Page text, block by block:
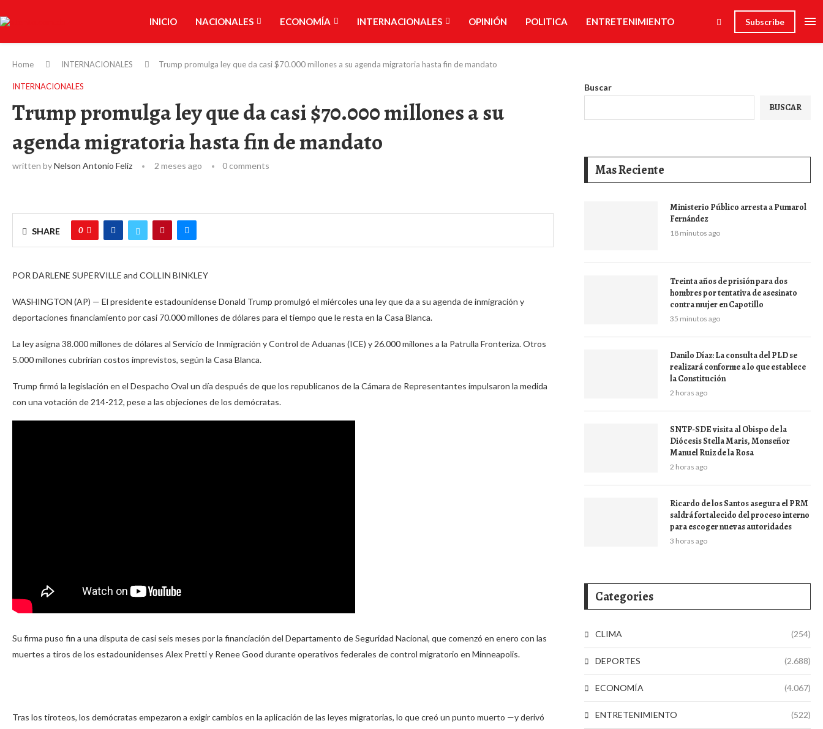
INICIO NACIONALES ECONOMÍA INTERNACIONALES OPINIÓN POLITICA ENTRETENIMIENTO Subscribe
Home INTERNACIONALES Trump promulga ley que da casi $70.000 millones a su agenda migratoria hasta fin de mandato
INTERNACIONALES
Trump promulga ley que da casi $70.000 millones a su
agenda migratoria hasta fin de mandato
written byNelson Antonio Feliz 2 meses ago 0 comments
SHARE 0
POR DARLENE SUPERVILLE and COLLIN BINKLEY
WASHINGTON (AP) — El presidente estadounidense Donald Trump promulgó el miércoles una ley que da a su agenda de inmigración y
deportaciones financiamiento por casi 70.000 millones de dólares para el tiempo que le resta en la Casa Blanca.
La ley asigna 38.000 millones de dólares al Servicio de Inmigración y Control de Aduanas (ICE) y 26.000 millones a la Patrulla Fronteriza. Otros
5.000 millones cubrirían costos imprevistos, según la Casa Blanca.
Trump firmó la legislación en el Despacho Oval un día después de que los republicanos de la Cámara de Representantes impulsaron la medida
con una votación de 214-212, pese a las objeciones de los demócratas.
Su firma puso fin a una disputa de casi seis meses por la financiación del Departamento de Seguridad Nacional, que comenzó en enero con las
muertes a tiros de los estadounidenses Alex Pretti y Renee Good durante operativos federales de control migratorio en Minneapolis.
Tras los tiroteos, los demócratas empezaron a exigir cambios en la aplicación de las leyes migratorias, lo que creó un punto muerto —y derivó
Buscar
BUSCAR
Mas Reciente
Ministerio Público arresta a Pumarol
Fernández
18 minutos ago
Treinta años de prisión para dos
hombres por tentativa de asesinato
contra mujer en Capotillo
35 minutos ago
Danilo Díaz: La consulta del PLD se
realizará conforme a lo que establece
la Constitución
2 horas ago
SNTP-SDE visita al Obispo de la
Diócesis Stella Maris, Monseñor
Manuel Ruiz de la Rosa
2 horas ago
Ricardo de los Santos asegura el PRM
saldrá fortalecido del proceso interno
para escoger nuevas autoridades
3 horas ago
Categories
CLIMA (254)
DEPORTES (2.688)
ECONOMÍA (4.067)
ENTRETENIMIENTO (522)